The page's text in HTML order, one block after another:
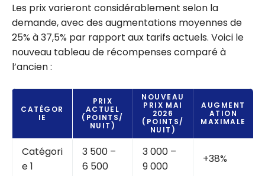
Les prix varieront considérablement selon la
demande, avec des augmentations moyennes de
25% à 37,5% par rapport aux tarifs actuels. Voici le
nouveau tableau de récompenses comparé à
l’ancien :
CATÉGOR
IE
PRIX
ACTUEL
(POINTS/
NUIT)
NOUVEAU
PRIX MAI
2026
(POINTS/
NUIT)
AUGMENT
ATION
MAXIMALE
Catégori
e 1
3 500 –
6 500
3 000 –
9 000
+38%